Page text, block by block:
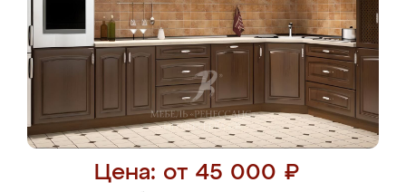
Цена: от 45 000 ₽